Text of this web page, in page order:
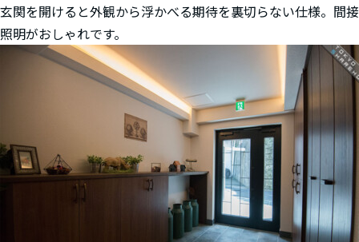
玄関を開けると外観から浮かべる期待を裏切らない仕様。間接
照明がおしゃれです。